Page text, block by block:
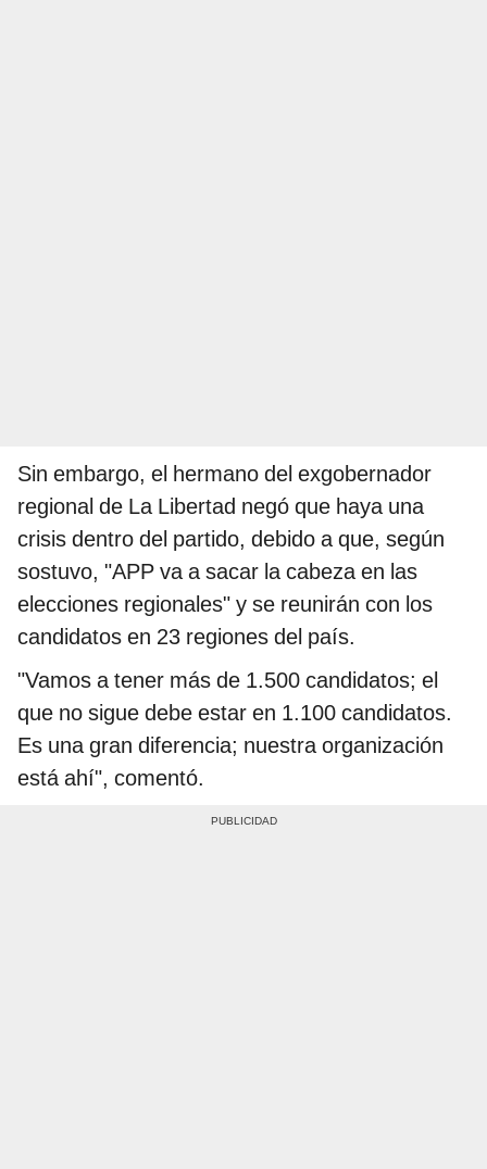
Sin embargo, el hermano del exgobernador
regional de La Libertad negó que haya una
crisis dentro del partido, debido a que, según
sostuvo, "APP va a sacar la cabeza en las
elecciones regionales" y se reunirán con los
candidatos en 23 regiones del país.
"Vamos a tener más de 1.500 candidatos; el
que no sigue debe estar en 1.100 candidatos.
Es una gran diferencia; nuestra organización
está ahí", comentó.